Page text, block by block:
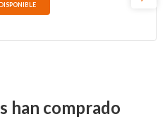
han comprado